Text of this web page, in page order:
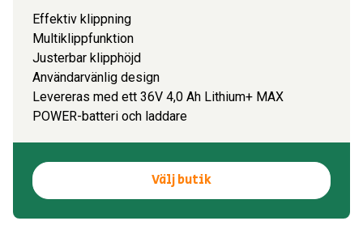
Effektiv klippning
Multiklippfunktion
Justerbar klipphöjd
Användarvänlig design
Levereras med ett 36V 4,0 Ah Lithium+ MAX
POWER-batteri och laddare
Välj butik